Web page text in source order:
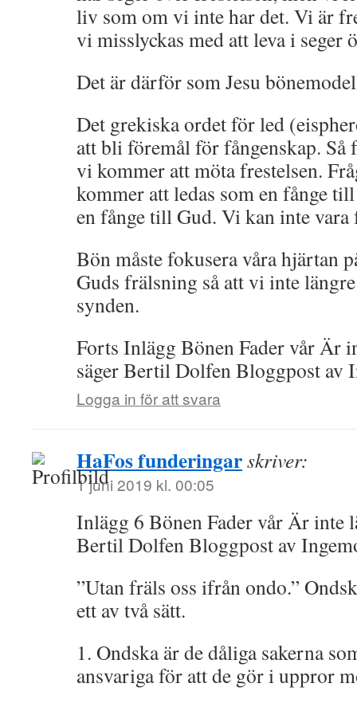
liv som om vi inte har det. Vi är
vi misslyckas med att leva i seger
Det är därför som Jesu
Det grekiska ordet för led
att bli föremål för fångenskap.
vi kommer att möta frestelsen.
kommer att ledas som en fånge
en fånge till Gud. Vi kan inte vara
Bön måste fokusera våra hjärtan
Guds frälsning så att vi inte
synden.
Forts Inlägg Bönen Fader vår Är
säger Bertil Dolfen Bloggpost av
Logga in för att svara
HaFos funderingarskriver:
1 juni 2019 kl. 00:05
Inlägg 6 Bönen Fader vår Är inte
Bertil Dolfen Bloggpost av
”Utan fräls oss ifrån ondo.”
ett av två sätt.
1. Ondska är de dåliga sakerna
ansvariga för att de gör i uppror